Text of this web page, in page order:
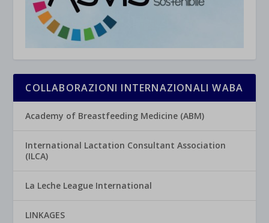
COLLABORAZIONI INTERNAZIONALI WABA
Academy of Breastfeeding Medicine (ABM)
International Lactation Consultant Association
(ILCA)
La Leche League International
LINKAGES